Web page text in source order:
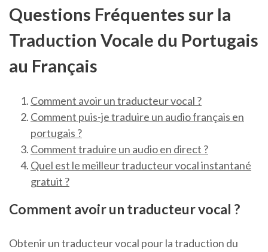
Questions Fréquentes sur la
Traduction Vocale du Portugais
au Français
Comment avoir un traducteur vocal ?
Comment puis-je traduire un audio français en
portugais ?
Comment traduire un audio en direct ?
Quel est le meilleur traducteur vocal instantané
gratuit ?
Comment avoir un traducteur vocal ?
Obtenir un traducteur vocal pour la traduction du